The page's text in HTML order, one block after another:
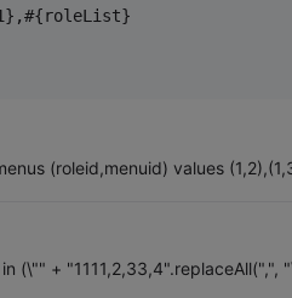
(roleid,menuid) values
(\"" + "1111,2,33,4".replaceAll(",",